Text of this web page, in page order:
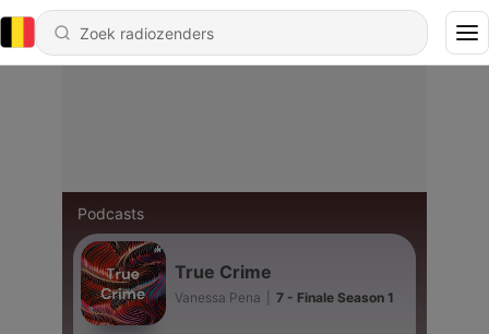
Podcasts
True Crime
Vanessa Pena 7 - Finale Season 1